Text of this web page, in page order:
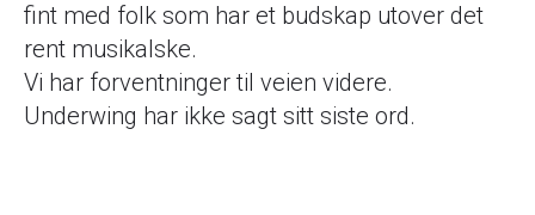
fint med folk som har et budskap utover det
rent musikalske.
Vi har forventninger til veien videre.
Underwing har ikke sagt sitt siste ord.